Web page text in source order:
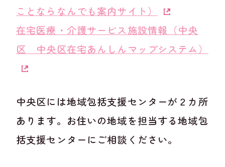
ことならなんでも案内サイト）
在宅医療・介護サービス施設情報（中央
区 中央区在宅あんしんマップシステム）
中央区には地域包括支援センターが２カ所
あります。お住いの地域を担当する地域包
括支援センターにご相談ください。